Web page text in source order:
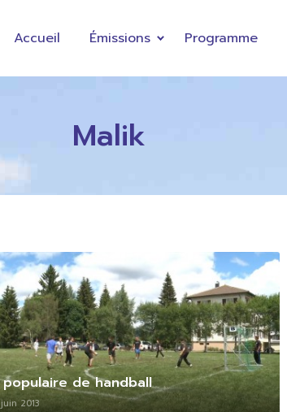
Accueil Émissions Programme
Malik
de handball
2013